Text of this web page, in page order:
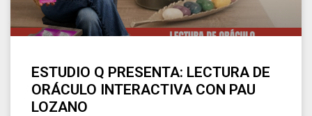
ESTUDIO Q PRESENTA: LECTURA DE
ORÁCULO INTERACTIVA CON PAU
LOZANO